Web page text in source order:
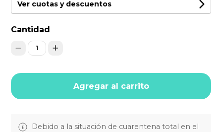
Ver cuotas y descuentos
Cantidad
1
Agregar al carrito
Debido a la situación de cuarentena total en el